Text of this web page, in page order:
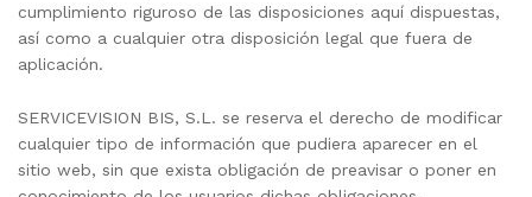
cumplimiento riguroso de las disposiciones aquí dispuestas,
así como a cualquier otra disposición legal que fuera de
aplicación.
SERVICEVISION BIS, S.L. se reserva el derecho de modificar
cualquier tipo de información que pudiera aparecer en el
sitio web, sin que exista obligación de preavisar o poner en